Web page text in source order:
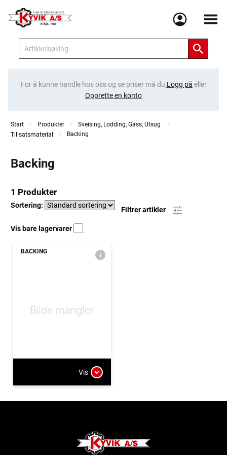
Meny
For å kunne handle hos oss og se priser må du Logg på eller
Opprette en konto
Start Produkter
Sveising, Lodding, Gass, Utsug
Tillsatsmaterial
Backing
Backing
1 Produkter
Sortering:
Filtrer artikler
Vis bare lagervarer
BACKING
Vis